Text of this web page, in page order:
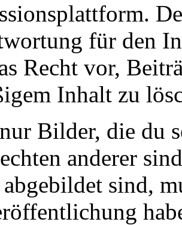
für den
Recht vor,
Inhalt zu
Bilder, die du
anderer
sind,